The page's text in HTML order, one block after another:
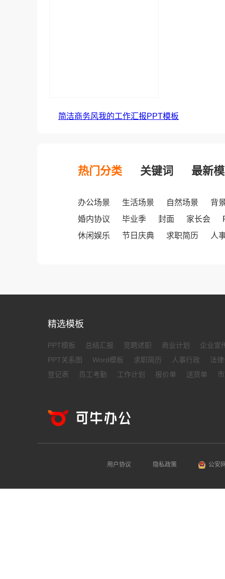
简洁商务风我的工作汇报PPT模板
热门分类 关键词 最新
办公场景 生活场景 自然场景
背
婚内协议
毕业季 封面 家长会
休闲娱乐
节日庆典 求职简历 人
精选模板
PPT模板 总结汇报 竞聘述职 商业计划
企业宣
PPT关系图
Word模板 求职简历 人事行政
法
登记表
员工考勤 工作计划 报价单 送货单
用户协议 隐私政策 公安